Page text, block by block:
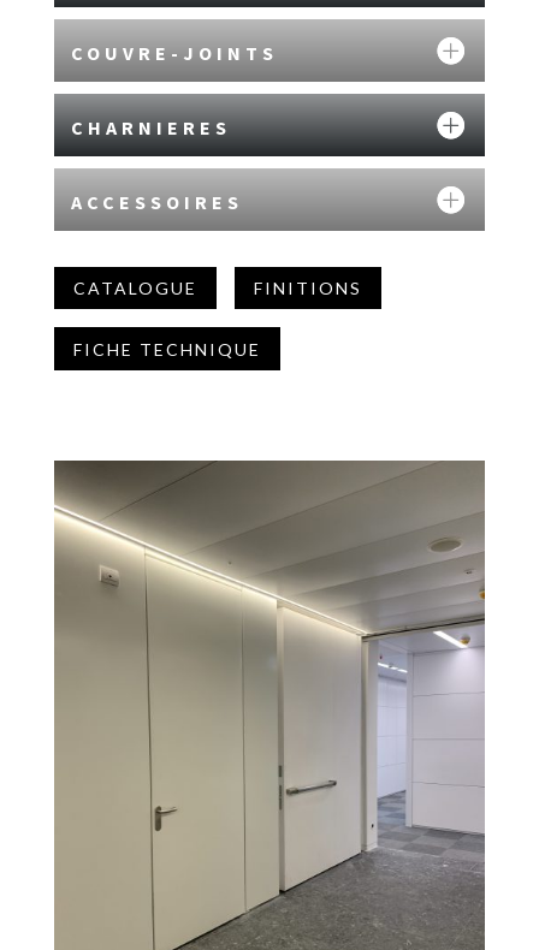
COUVRE-JOINTS
CHARNIERES
ACCESSOIRES
CATALOGUE FINITIONS
FICHE TECHNIQUE